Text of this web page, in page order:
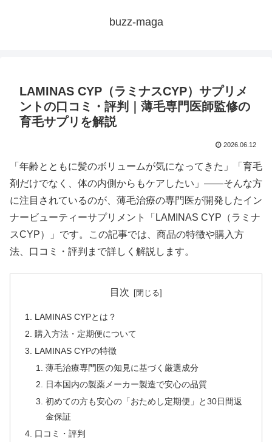
buzz-maga
LAMINAS CYP（ラミナスCYP）サプリメ
ントの口コミ・評判｜薄毛専門医師監修の
育毛サプリを解説
2026.06.12
「年齢とともに髪のボリュームが気になってきた」「育毛
剤だけでなく、体の内側からもケアしたい」——そんな方
に注目されているのが、薄毛治療の専門医が開発したイン
ナービューティーサプリメント「LAMINAS CYP（ラミナ
スCYP）」です。この記事では、商品の特徴や購入方
法、口コミ・評判まで詳しく解説します。
目次
LAMINAS CYPとは？
購入方法・定期便について
LAMINAS CYPの特徴
薄毛治療専門医の知見に基づく厳選成分
日本国内の製薬メーカー製造で安心の品質
初めての方も安心の「おためし定期便」と30日間返
金保証
口コミ・評判